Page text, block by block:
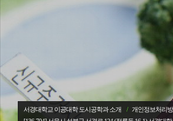
서경대학교 이공대학 도시공학과 소개 / 개인정보처리